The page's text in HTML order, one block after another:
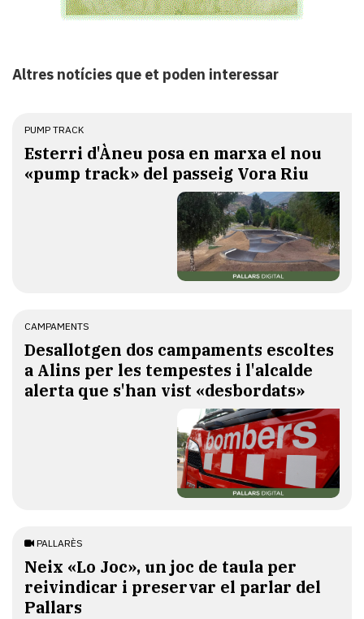
Altres notícies que et poden interessar
PUMP TRACK
Esterri d'Àneu posa en marxa el nou
«pump track» del passeig Vora Riu
CAMPAMENTS
​Desallotgen dos campaments escoltes
a Alins per les tempestes i l'alcalde
alerta que s'han vist «desbordats»
PALLARÈS
​Neix «Lo Joc», un joc de taula per
reivindicar i preservar el parlar del
Pallars